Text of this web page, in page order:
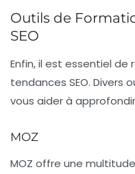
Outils de
SEO
Enfin, il est essentiel
tendances SEO. Divers
vous aider à
MOZ
MOZ offre une